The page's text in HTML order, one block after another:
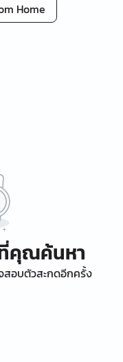
Home
คุณค้นหา
สอบตัวสะกดอีกครั้ง